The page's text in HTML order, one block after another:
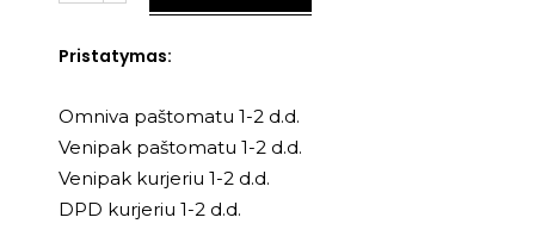
Pristatymas:
Omniva paštomatu 1-2 d.d.
Venipak paštomatu 1-2 d.d.
Venipak kurjeriu 1-2 d.d.
DPD kurjeriu 1-2 d.d.